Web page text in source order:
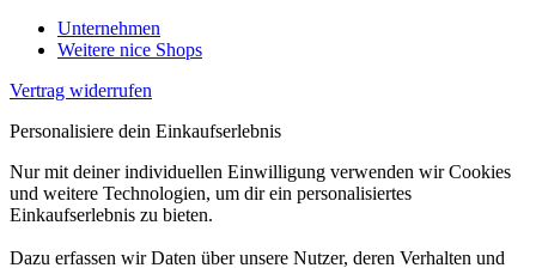
Unternehmen
Weitere nice Shops
Vertrag widerrufen
Personalisiere dein Einkaufserlebnis
Nur mit deiner individuellen Einwilligung verwenden wir Cookies
und weitere Technologien, um dir ein personalisiertes
Einkaufserlebnis zu bieten.
Dazu erfassen wir Daten über unsere Nutzer, deren Verhalten und